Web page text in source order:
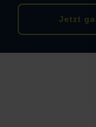
Jetzt